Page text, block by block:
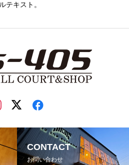
テキスト。
CONTACT
お問い合わせ